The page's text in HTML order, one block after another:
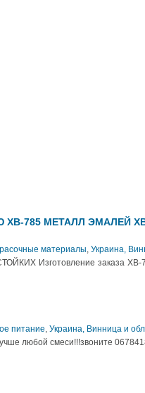
785 МЕТАЛЛ ЭМАЛЕЙ
материалы, Украина,
Изготовление заказа ХВ-
питание, Украина, Винница и
любой смеси!!!звоните